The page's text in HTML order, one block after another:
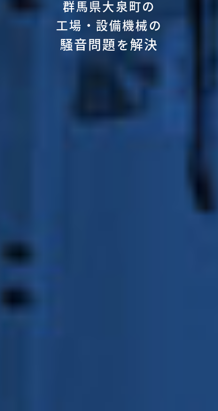
群馬県大泉町の
工場・設備機械の
騒音問題を解決